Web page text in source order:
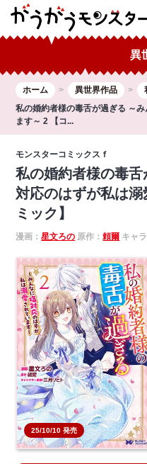
異
ホーム 異世界作品
私の婚約者様の毒舌が過ぎる ～
ます～ 2 【コ...
モンスターコミックスｆ
私の婚約者様の毒
対応のはずが私は
ミック】
漫画：星文ろの 原作：頼爾 キャ
25/10/10 発売